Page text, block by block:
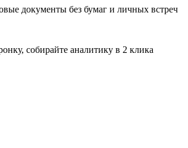
документы без бумаг и личных встреч
собирайте аналитику в 2 клика